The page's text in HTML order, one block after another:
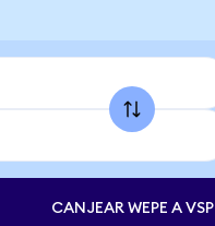
CANJEAR WEPE A VSP